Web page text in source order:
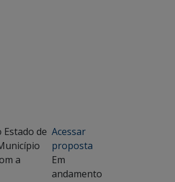
de
a
Acessar
proposta
Em
andamento